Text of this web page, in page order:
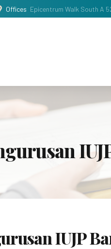
Offices Epicentrum Walk South A
IUJP